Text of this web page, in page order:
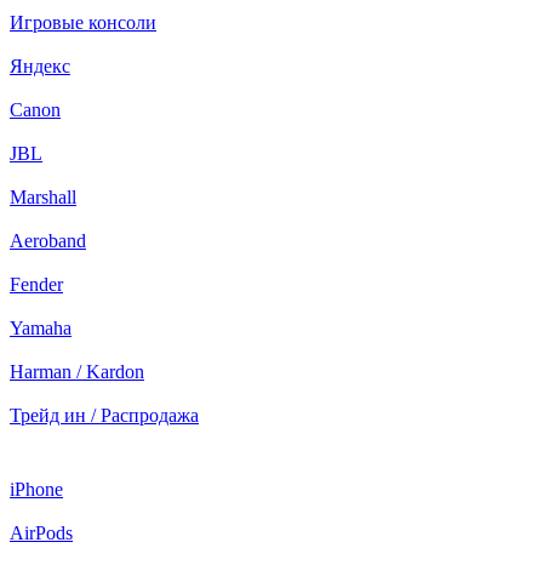
Игровые консоли
Яндекс
Canon
JBL
Marshall
Aeroband
Fender
Yamaha
Harman / Kardon
Трейд ин / Распродажа
iPhone
AirPods